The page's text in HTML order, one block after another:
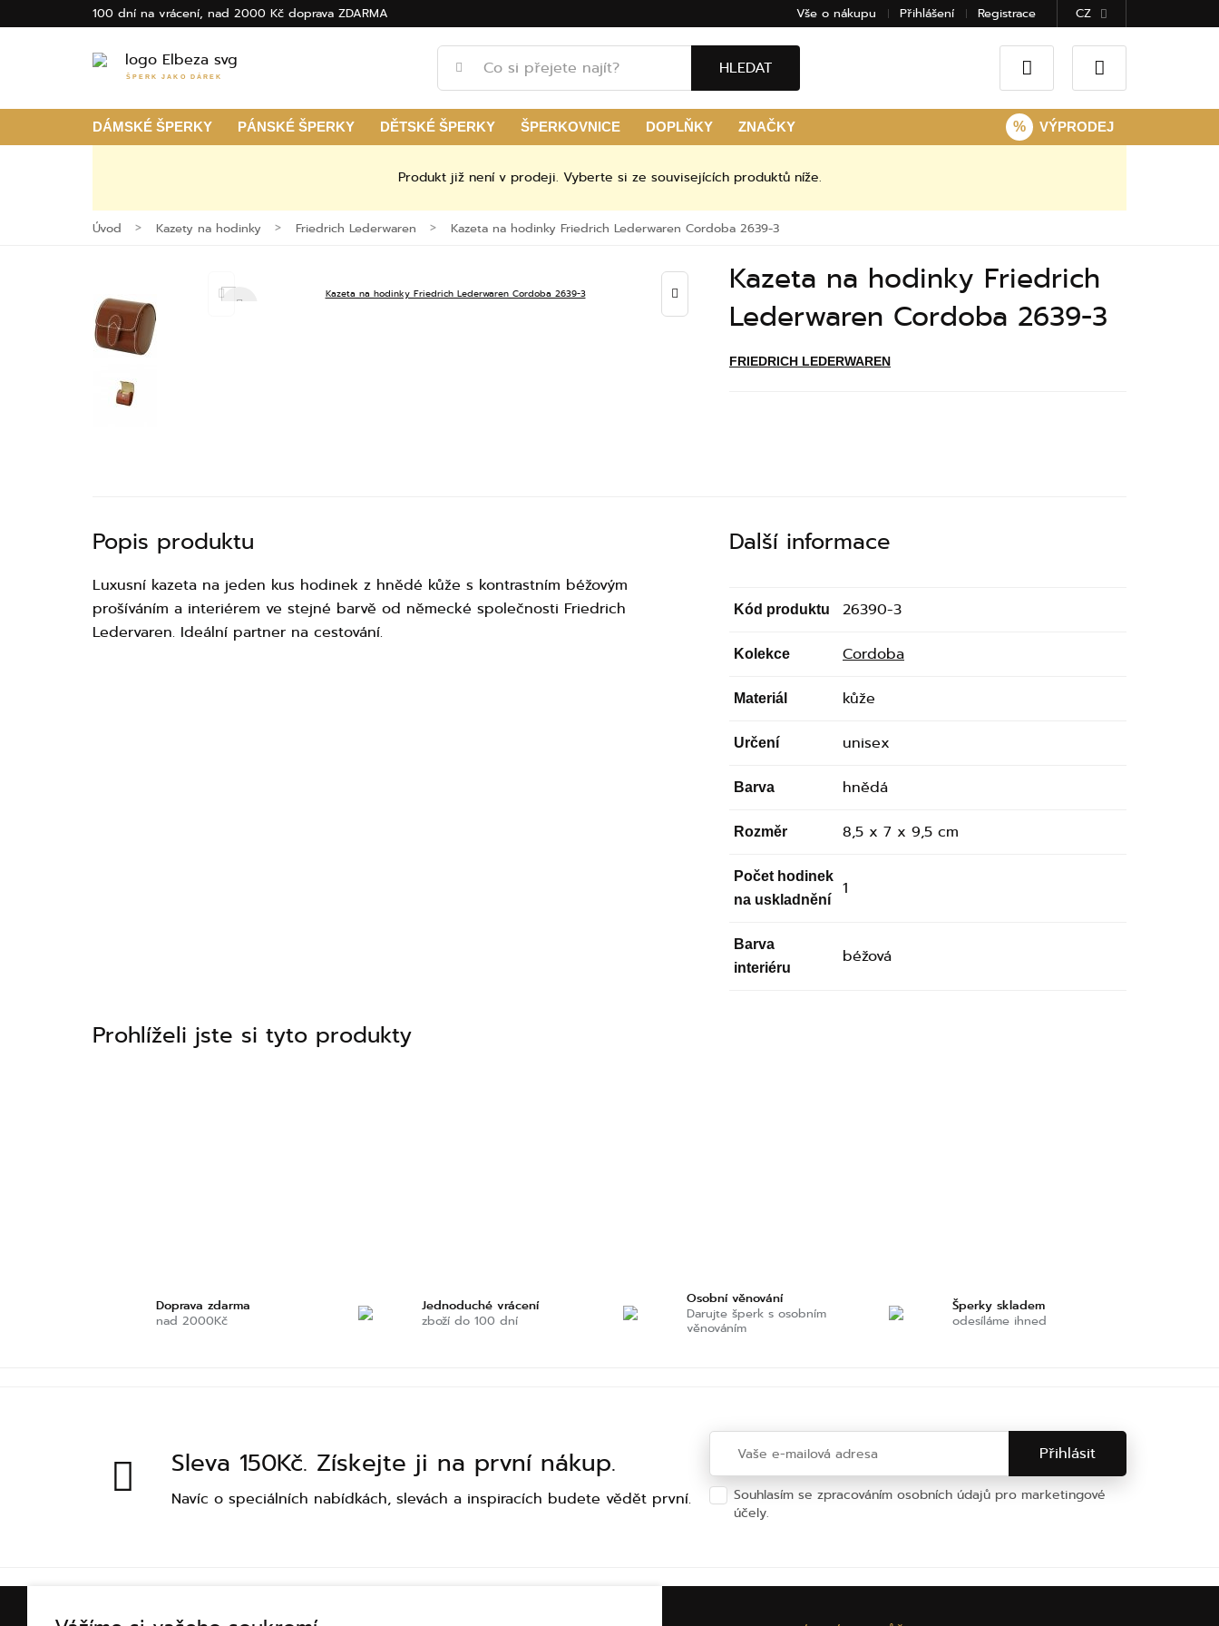
100 dní na vrácení, nad 2000 Kč doprava ZDARMA Vše o nákupu Přihlášení Registrace CZ
ŠPERK JAKO DÁREK HLEDAT
DÁMSKÉ ŠPERKY PÁNSKÉ ŠPERKY DĚTSKÉ ŠPERKY ŠPERKOVNICE DOPLŇKY ZNAČKY % VÝPRODEJ
Produkt již není v prodeji. Vyberte si ze souvisejících produktů níže.
Úvod Kazety na hodinky Friedrich Lederwaren Kazeta na hodinky Friedrich Lederwaren Cordoba 2639-3
Kazeta na hodinky Friedrich
Lederwaren Cordoba 2639-3
FRIEDRICH LEDERWAREN
Popis produktu
Luxusní kazeta na jeden kus hodinek z hnědé kůže s kontrastním béžovým
prošíváním a interiérem ve stejné barvě od německé společnosti Friedrich
Ledervaren. Ideální partner na cestování.
Další informace
Kód produktu 26390-3
Kolekce Cordoba
Materiál kůže
Určení unisex
Barva hnědá
Rozměr 8,5 x 7 x 9,5 cm
Počet hodinek
na uskladnění
1
Barva
interiéru
béžová
Prohlíželi jste si tyto produkty
Doprava zdarma
nad 2000Kč
Jednoduché vrácení
zboží do 100 dní
Osobní věnování
Darujte šperk s osobním
věnováním
Šperky skladem
odesíláme ihned
Sleva 150Kč. Získejte ji na první nákup.
Navíc o speciálních nabídkách, slevách a inspiracích budete vědět první.
Souhlasím se zpracováním osobních údajů pro marketingové
účely.